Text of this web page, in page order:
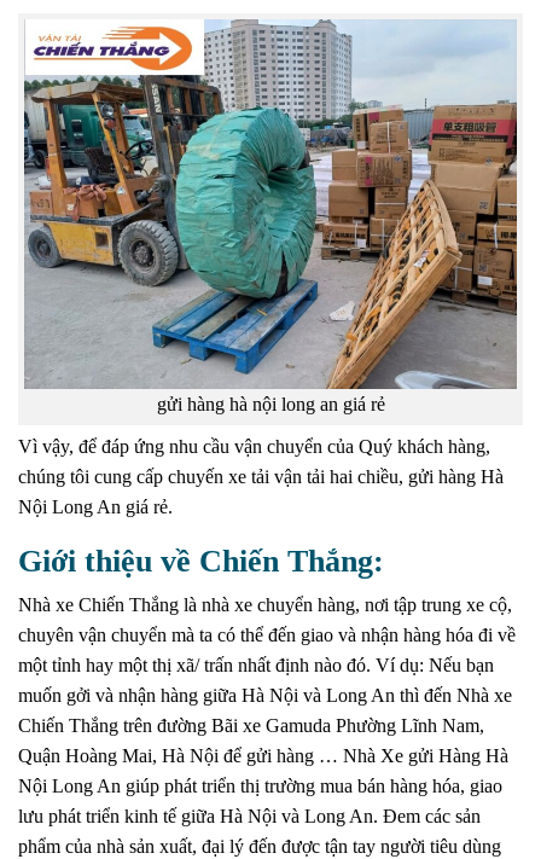
gửi hàng hà nội long an giá rẻ
Vì vậy, để đáp ứng nhu cầu vận chuyển của Quý khách hàng,
chúng tôi cung cấp chuyến xe tải vận tải hai chiều, gửi hàng Hà
Nội Long An giá rẻ.
Giới thiệu về Chiến Thắng:
Nhà xe Chiến Thắng là nhà xe chuyển hàng, nơi tập trung xe cộ,
chuyên vận chuyển mà ta có thể đến giao và nhận hàng hóa đi về
một tỉnh hay một thị xã/ trấn nhất định nào đó. Ví dụ: Nếu bạn
muốn gởi và nhận hàng giữa Hà Nội và Long An thì đến Nhà xe
Chiến Thắng trên đường Bãi xe Gamuda Phường Lĩnh Nam,
Quận Hoàng Mai, Hà Nội để gửi hàng … Nhà Xe gửi Hàng Hà
Nội Long An giúp phát triển thị trường mua bán hàng hóa, giao
lưu phát triển kinh tế giữa Hà Nội và Long An. Đem các sản
phẩm của nhà sản xuất, đại lý đến được tận tay người tiêu dùng